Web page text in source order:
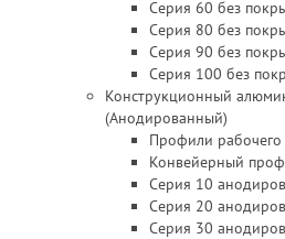
Серия 60 без
Серия 80 без
Серия 90 без
Серия 100 без
Конструкционный
(Анодированный)
Профили
Конвейерный
Серия 10
Серия 20
Серия 30